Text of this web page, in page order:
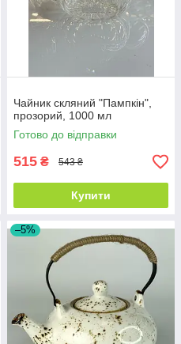
Чайник скляний "Пампкін",
прозорий, 1000 мл
Готово до відправки
515 ₴ 543 ₴
Купити
–5%